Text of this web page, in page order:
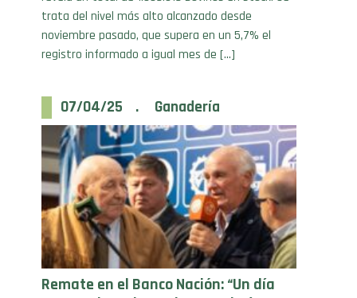
noviembre pasado, que supera en un 5,7% el
registro informado a igual mes de […]
Remate en el Banco Nación: “Un día
trascendental para la ganadería